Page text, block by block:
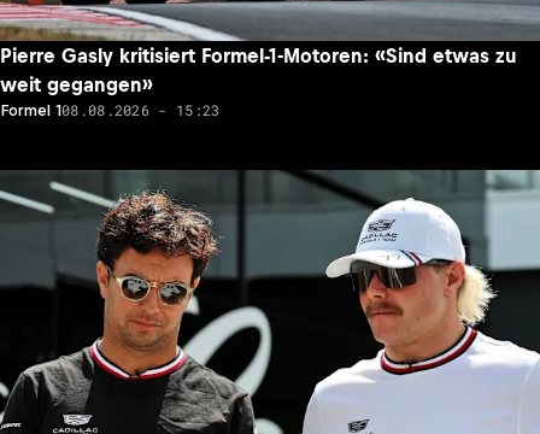
Pierre Gasly kritisiert Formel-1-Motoren: «Sind etwas zu
weit gegangen»
Formel 108.08.2026 - 15:23